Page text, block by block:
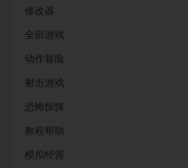
修改器
全部游戏
动作冒险
射击游戏
恐怖惊悚
教程帮助
模拟经营